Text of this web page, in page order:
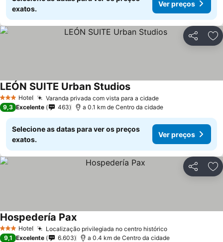
exatos.
Ver preços
Partilhar
3 EstrelasHotel Varanda privada com vista para a cidadeVer preços
LEÓN SUITE Urban StudiosVer preços
9,3 Excelente 463 a 0.1 km de Centro da cidade
Selecione as datas para ver os preços
exatos.
Ver preços
Partilhar
3 EstrelasHotel Localização privilegiada no centro históricoVer preços
Hospedería PaxVer preços
9,1 Excelente 6.603 a 0.4 km de Centro da cidade